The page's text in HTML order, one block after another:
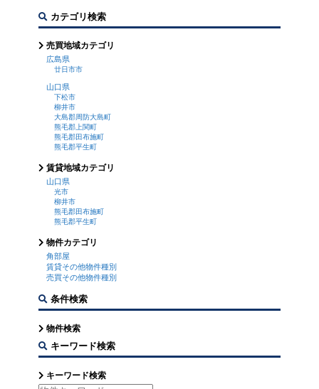
カテゴリ検索
売買地域カテゴリ
広島県
廿日市市
山口県
下松市
柳井市
大島郡周防大島町
熊毛郡上関町
熊毛郡田布施町
熊毛郡平生町
賃貸地域カテゴリ
山口県
光市
柳井市
熊毛郡田布施町
熊毛郡平生町
物件カテゴリ
角部屋
賃貸その他物件種別
売買その他物件種別
条件検索
物件検索
キーワード検索
キーワード検索